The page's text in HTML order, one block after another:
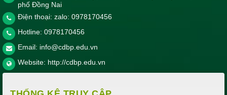
phố Đồng Nai
Điện thoại: zalo: 0978170456
Hotline: 0978170456
Email: info@cdbp.edu.vn
Website: http://cdbp.edu.vn